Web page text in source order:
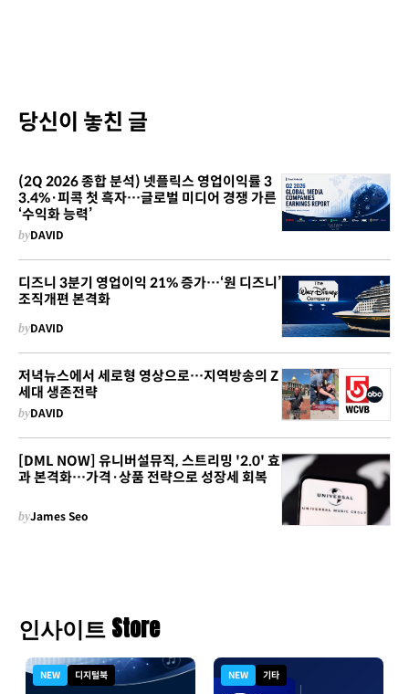
당신이 놓친 글
(2Q 2026 종합 분석) 넷플릭스 영업이익률 3
3.4%·피콕 첫 흑자…글로벌 미디어 경쟁 가른
‘수익화 능력’
byDAVID
디즈니 3분기 영업이익 21% 증가…‘원 디즈니’
조직개편 본격화
byDAVID
저녁뉴스에서 세로형 영상으로…지역방송의 Z
세대 생존전략
byDAVID
[DML NOW] 유니버설뮤직, 스트리밍 '2.0' 효
과 본격화…가격·상품 전략으로 성장세 회복
byJames Seo
인사이트 Store
NEW 디지털북 NEW 기타